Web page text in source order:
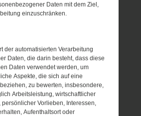
Daten mit dem Ziel,
einzuschränken.
der automatisierten Verarbeitung
Daten, die darin besteht, dass diese
Daten verwendet werden, um
Aspekte, die sich auf eine
zu bewerten, insbesondere,
Arbeitsleistung, wirtschaftlicher
persönlicher Vorlieben, Interessen,
Aufenthaltsort oder